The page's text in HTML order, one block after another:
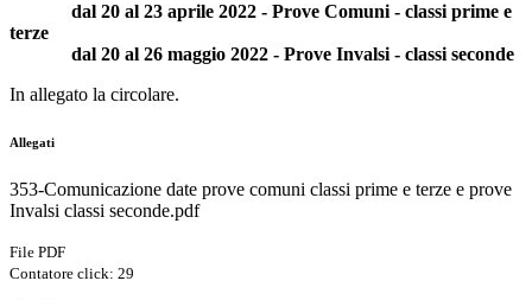
dal 20 al 23 aprile 2022 - Prove Comuni - classi prime e
terze
dal 20 al 26 maggio 2022 - Prove Invalsi - classi seconde
In allegato la circolare.
Allegati
353-Comunicazione date prove comuni classi prime e terze e prove
Invalsi classi seconde.pdf
File PDF
Contatore click: 29